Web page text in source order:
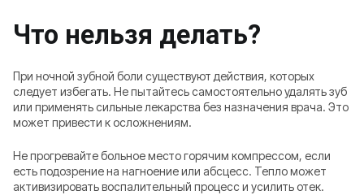
Что нельзя делать?
При ночной зубной боли существуют действия, которых
следует избегать. Не пытайтесь самостоятельно удалять зуб
или применять сильные лекарства без назначения врача. Это
может привести к осложнениям.
Не прогревайте больное место горячим компрессом, если
есть подозрение на нагноение или абсцесс. Тепло может
активизировать воспалительный процесс и усилить отек.